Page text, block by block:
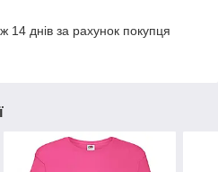
14 днів за рахунок покупця